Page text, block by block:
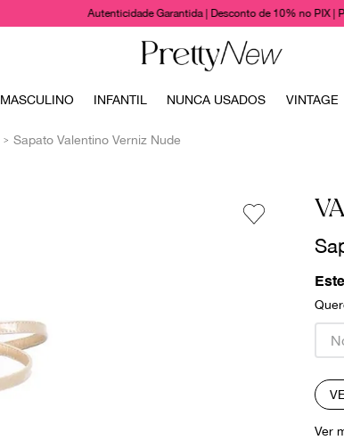
Autenticidade Garantida | Desconto de 10% no PIX |
TERMOS MAIS BUSCADOS
MASCULINO INFANTIL NUNCA USADOS VINTAGE
Sapato Valentino Verniz Nude
Ver